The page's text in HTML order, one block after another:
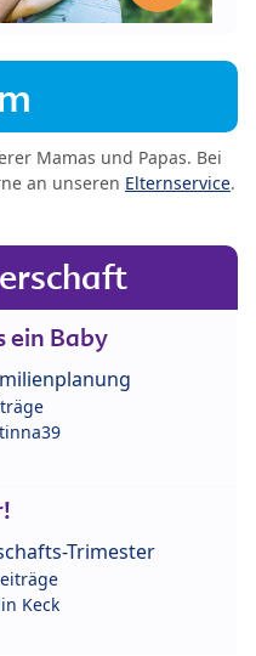
Mamas und Papas. Bei
an unseren Elternservice.
ein Baby
Trimester
Keck